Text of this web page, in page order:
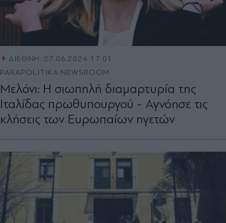
ΔΙΕΘΝΗ
27.06.2024 17:01
PARAPOLITIKA NEWSROOM
Μελόνι: Η σιωπηλή διαμαρτυρία της
Ιταλίδας πρωθυπουργού - Αγνόησε τις
κλήσεις των Ευρωπαίων ηγετών